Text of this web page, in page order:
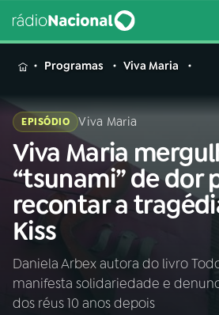
MENU
Buscar
na
Rádio
Nacional
Buscar
01INÍCIO
Programas Viva Maria
EPISÓDIO Viva Maria
Viva Maria
“tsunami” de dor
recontar a
Kiss
Daniela Arbex autora do livro
manifesta solidariedade e
dos réus 10 anos depois